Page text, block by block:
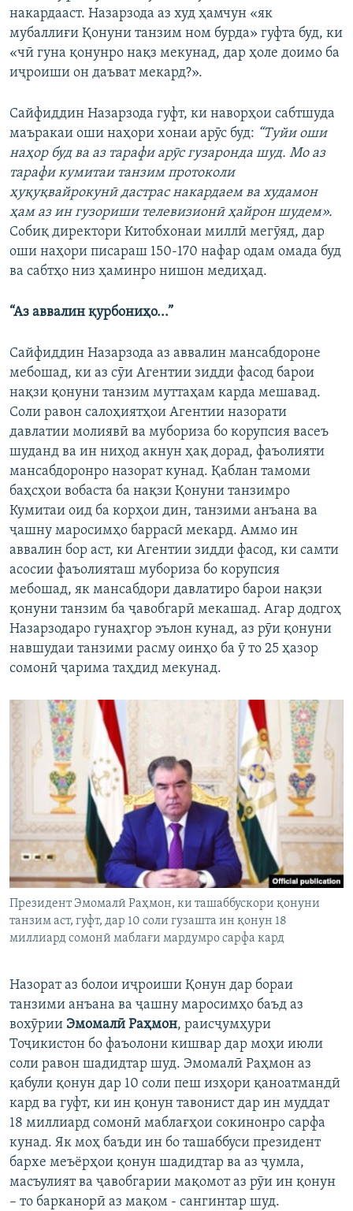
накардааст. Назарзода аз худ ҳамчун «як
мубаллиғи Қонуни танзим ном бурда» гуфта буд, ки
«чӣ гуна қонунро нақз мекунад, дар ҳоле доимо ба
иҷроиши он даъват мекард?».
Сайфиддин Назарзода гуфт, ки наворҳои сабтшуда
маъракаи оши наҳори хонаи арӯс буд: “Туйи оши
наҳор буд ва аз тарафи арӯс гузаронда шуд. Мо аз
тарафи кумитаи танзим протоколи
ҳуқуқвайрокунӣ дастрас накардаем ва худамон
ҳам аз ин гузориши телевизионӣ ҳайрон шудем».
Собиқ директори Китобхонаи миллӣ мегӯяд, дар
оши наҳори писараш 150-170 нафар одам омада буд
ва сабтҳо низ ҳаминро нишон медиҳад.
“Аз аввалин қурбониҳо...”
Сайфиддин Назарзода аз аввалин мансабдороне
мебошад, ки аз сӯи Агентии зидди фасод барои
нақзи қонуни танзим муттаҳам карда мешавад.
Соли равон салоҳиятҳои Агентии назорати
давлатии молиявӣ ва мубориза бо корупсия васеъ
шуданд ва ин ниҳод акнун ҳақ дорад, фаъолияти
мансабдоронро назорат кунад. Қаблан тамоми
баҳсҳои вобаста ба нақзи Қонуни танзимро
Кумитаи оид ба корҳои дин, танзими анъана ва
ҷашну маросимҳо баррасӣ мекард. Аммо ин
аввалин бор аст, ки Агентии зидди фасод, ки самти
асосии фаъолияташ мубориза бо корупсия
мебошад, як мансабдори давлатиро барои нақзи
қонуни танзим ба ҷавобгарӣ мекашад. Агар додгоҳ
Назарзодаро гунаҳгор эълон кунад, аз рӯи қонуни
навшудаи танзими расму оинҳо ба ӯ то 25 ҳазор
сомонӣ ҷарима таҳдид мекунад.
Президент Эмомалӣ Раҳмон, ки ташаббускори қонуни
танзим аст, гуфт, дар 10 соли гузашта ин қонун 18
миллиард сомонӣ маблағи мардумро сарфа кард
Назорат аз болои иҷроиши Қонун дар бораи
танзими анъана ва ҷашну маросимҳо баъд аз
вохӯрии Эмомалӣ Раҳмон, раисҷумҳури
Тоҷикистон бо фаъолони кишвар дар моҳи июли
соли равон шадидтар шуд. Эмомалӣ Раҳмон аз
қабули қонун дар 10 соли пеш изҳори қаноатмандӣ
кард ва гуфт, ки ин қонун тавонист дар ин муддат
18 миллиард сомонӣ маблағҳои сокинонро сарфа
кунад. Як моҳ баъди ин бо ташаббуси президент
бархе меъёрҳои қонун шадидтар ва аз ҷумла,
масъулият ва ҷавобгарии мақомот аз рӯи ин қонун
– то барканорӣ аз мақом - сангинтар шуд.